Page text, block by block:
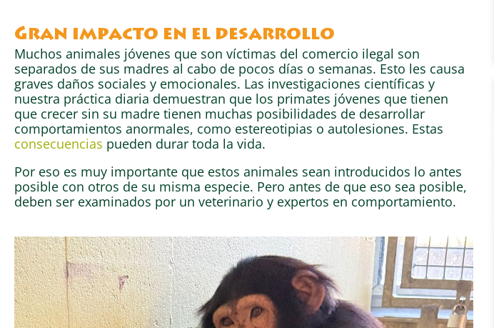
Gran impacto en el desarrollo
Muchos animales jóvenes que son víctimas del comercio ilegal son
separados de sus madres al cabo de pocos días o semanas. Esto les causa
graves daños sociales y emocionales. Las investigaciones científicas y
nuestra práctica diaria demuestran que los primates jóvenes que tienen
que crecer sin su madre tienen muchas posibilidades de desarrollar
comportamientos anormales, como estereotipias o autolesiones. Estas
consecuencias pueden durar toda la vida.
Por eso es muy importante que estos animales sean introducidos lo antes
posible con otros de su misma especie. Pero antes de que eso sea posible,
deben ser examinados por un veterinario y expertos en comportamiento.